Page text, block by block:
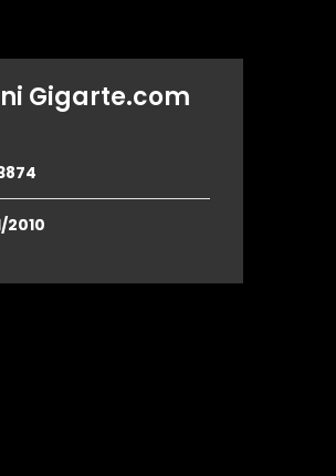
Gigarte.com
2010